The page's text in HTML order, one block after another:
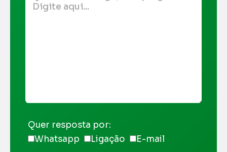
Quer resposta por:
Whatsapp
Ligação E-mail